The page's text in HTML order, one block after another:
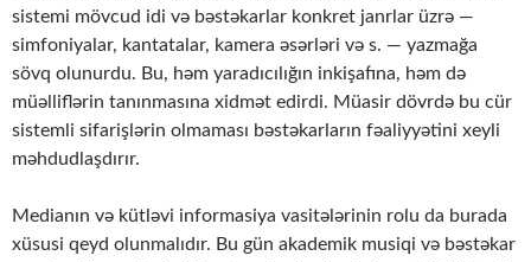
sistemi mövcud idi və bəstəkarlar konkret janrlar üzrə —
simfoniyalar, kantatalar, kamera əsərləri və s. — yazmağa
sövq olunurdu. Bu, həm yaradıcılığın inkişafına, həm də
müəlliflərin tanınmasına xidmət edirdi. Müasir dövrdə bu cür
sistemli sifarişlərin olmaması bəstəkarların fəaliyyətini xeyli
məhdudlaşdırır.
Medianın və kütləvi informasiya vasitələrinin rolu da burada
xüsusi qeyd olunmalıdır. Bu gün akademik musiqi və bəstəkar